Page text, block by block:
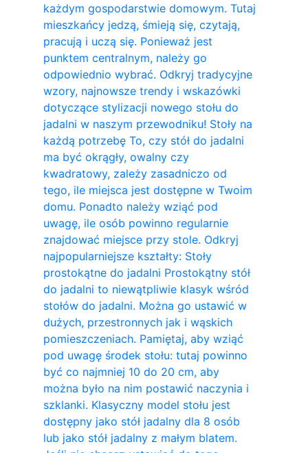
każdym gospodarstwie domowym. Tutaj
mieszkańcy jedzą, śmieją się, czytają,
pracują i uczą się. Ponieważ jest
punktem centralnym, należy go
odpowiednio wybrać. Odkryj tradycyjne
wzory, najnowsze trendy i wskazówki
dotyczące stylizacji nowego stołu do
jadalni w naszym przewodniku! Stoły na
każdą potrzebę To, czy stół do jadalni
ma być okrągły, owalny czy
kwadratowy, zależy zasadniczo od
tego, ile miejsca jest dostępne w Twoim
domu. Ponadto należy wziąć pod
uwagę, ile osób powinno regularnie
znajdować miejsce przy stole. Odkryj
najpopularniejsze kształty: Stoły
prostokątne do jadalni Prostokątny stół
do jadalni to niewątpliwie klasyk wśród
stołów do jadalni. Można go ustawić w
dużych, przestronnych jak i wąskich
pomieszczeniach. Pamiętaj, aby wziąć
pod uwagę środek stołu: tutaj powinno
być co najmniej 10 do 20 cm, aby
można było na nim postawić naczynia i
szklanki. Klasyczny model stołu jest
dostępny jako stół jadalny dla 8 osób
lub jako stół jadalny z małym blatem.